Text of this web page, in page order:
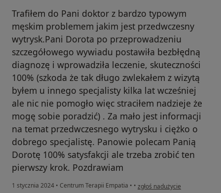
Trafiłem do Pani doktor z bardzo typowym
męskim problemem jakim jest przedwczesny
wytrysk.Pani Dorota po przeprowadzeniu
szczegółowego wywiadu postawiła bezbłędną
diagnozę i wprowadziła leczenie, skuteczności
100% (szkoda że tak długo zwlekałem z wizytą
byłem u innego specjalisty kilka lat wcześniej
ale nic nie pomogło więc straciłem nadzieje że
mogę sobie poradzić) . Za mało jest informacji
na temat przedwczesnego wytrysku i ciężko o
dobrego specjalistę. Panowie polecam Panią
Dorotę 100% satysfakcji ale trzeba zrobić ten
pierwszy krok. Pozdrawiam
1 stycznia 2024 • Centrum Terapii Empatia • • w opinii użytkownika Janusz
zgłoś nadużycie